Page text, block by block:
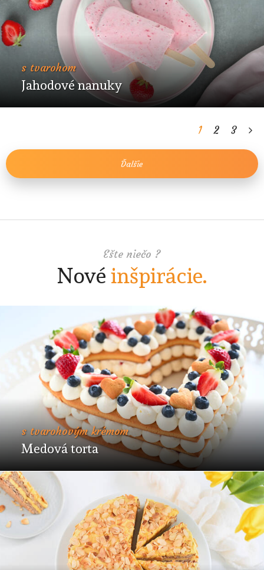
s tvarohom
Jahodové nanuky
1 2 3
Ďalšie
Ešte niečo ?
Nové inšpirácie.
s tvarohovým krémom
Medová torta